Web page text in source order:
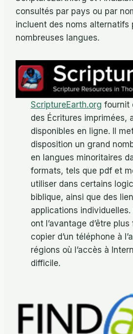
consultés par pays ou par
incluent des noms alternatifs
nombreuses langues.
ScriptureEarth.org fournit
des Écritures imprimées,
disponibles en ligne. Il
disposition un grand
en langues minoritaires
formats, tels que pdf et
utiliser dans certains
biblique, ainsi que des
applications individuelles.
ont l’avantage d’être
copier d’un téléphone à
régions où l’accès à
difficile.